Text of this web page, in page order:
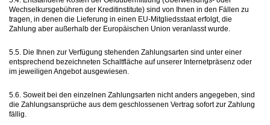
Wechselkursgebühren der Kreditinstitute) sind von Ihnen in den Fällen zu
tragen, in denen die Lieferung in einen EU-Mitgliedsstaat erfolgt, die
Zahlung aber außerhalb der Europäischen Union veranlasst wurde.
5.5. Die Ihnen zur Verfügung stehenden Zahlungsarten sind unter einer
entsprechend bezeichneten Schaltfläche auf unserer Internetpräsenz oder
im jeweiligen Angebot ausgewiesen.
5.6. Soweit bei den einzelnen Zahlungsarten nicht anders angegeben, sind
die Zahlungsansprüche aus dem geschlossenen Vertrag sofort zur Zahlung
fällig.